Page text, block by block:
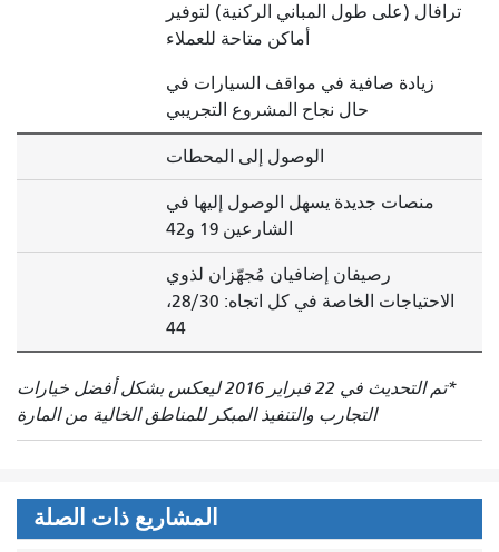
ترافال (على طول المباني الركنية) لتوفير
أماكن متاحة للعملاء
زيادة صافية في مواقف السيارات في
حال نجاح المشروع التجريبي
الوصول إلى المحطات
منصات جديدة يسهل الوصول إليها في
الشارعين 19 و42
رصيفان إضافيان مُجهّزان لذوي
الاحتياجات الخاصة في كل اتجاه: 28/30،
44
*تم التحديث في 22 فبراير 2016 ليعكس بشكل أفضل خيارات
التجارب والتنفيذ المبكر للمناطق الخالية من المارة
المشاريع ذات الصلة